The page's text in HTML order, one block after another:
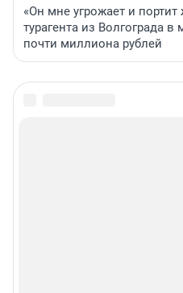
«Он мне угрожает и
турагента из Волгограда
почти миллиона рублей